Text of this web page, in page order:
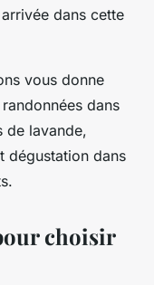
dans cette
vous donne
dans
de lavande,
dégustation dans
choisir